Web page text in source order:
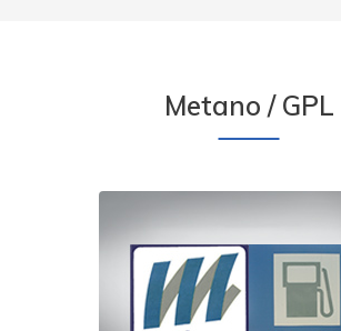
Metano / GPL